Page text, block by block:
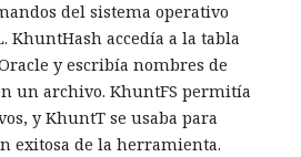
también afectó a la ejecución del
versión 7, reescrito en Go, según
de Next.js acelera el
diez veces. En el
de los web streams a
del sistema operativo
KhuntHash accedía a la tabla
y escribía nombres de
un archivo. KhuntFS permitía
y KhuntT se usaba para
exitosa de la herramienta.